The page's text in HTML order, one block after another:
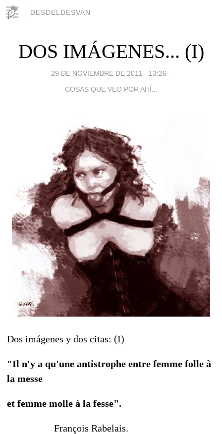
DESDELDESVAN
DOS IMÁGENES... (I)
29 DE NOVIEMBRE DE 2011 - 13:26 -
COSAS QUE VEO POR AHÍ...
Dos imágenes y dos citas: (I)
"Il n'y a qu'une antistrophe entre femme folle à
la messe
et femme molle à la fesse".
François Rabelais.